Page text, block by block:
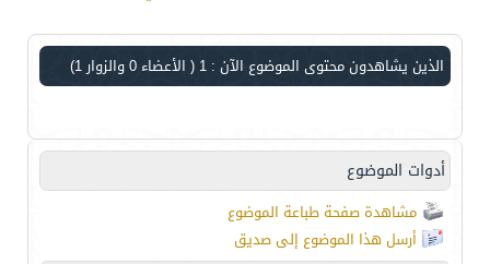
الذين يشاهدون محتوى الموضوع الآن : 1 ( الأعضاء 0 والزوار 1)
أدوات الموضوع
مشاهدة صفحة طباعة الموضوع
أرسل هذا الموضوع إلى صديق